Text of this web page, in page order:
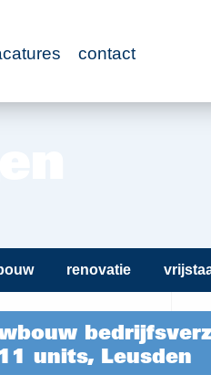
contact
renovatie
units, Leusden